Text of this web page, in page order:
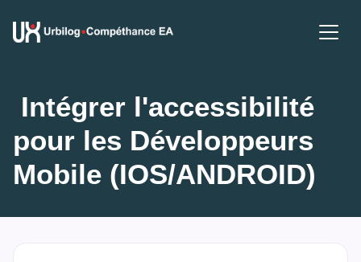
pour les Développeurs
Mobile (IOS/ANDROID)